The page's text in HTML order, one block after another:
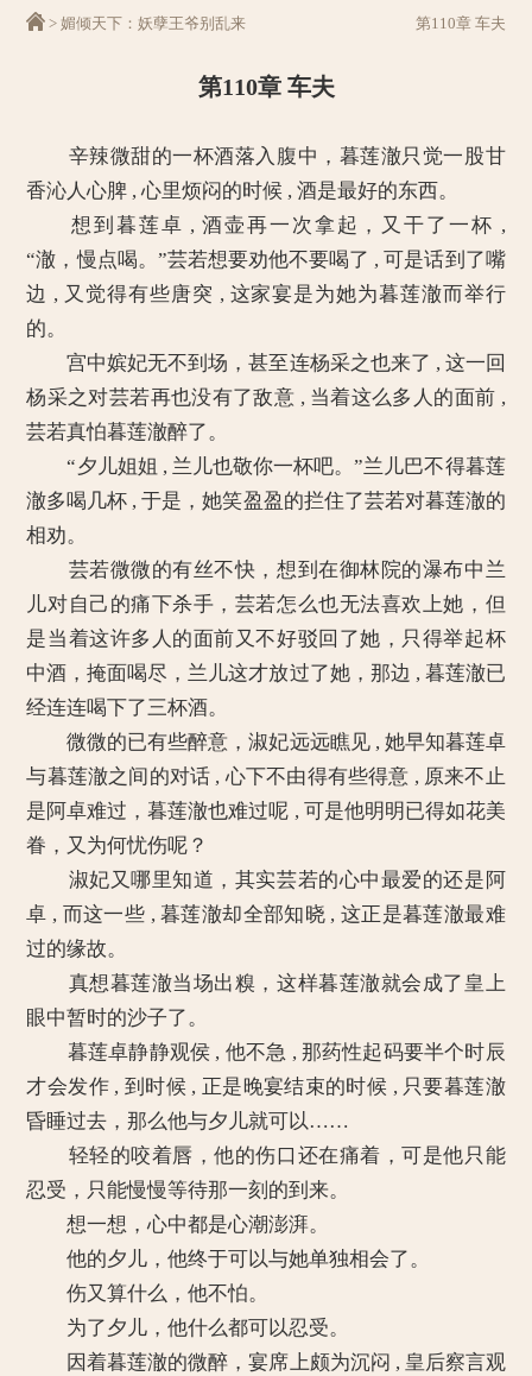
>媚倾天下：妖孽王爷别乱来 第110章 车夫
第110章 车夫
辛辣微甜的一杯酒落入腹中，暮莲澈只觉一股甘
香沁人心脾 , 心里烦闷的时候 , 酒是最好的东西。
想到暮莲卓 , 酒壶再一次拿起，又干了一杯 ,
“澈，慢点喝。”芸若想要劝他不要喝了 , 可是话到了嘴
边 , 又觉得有些唐突 , 这家宴是为她为暮莲澈而举行
的。
宫中嫔妃无不到场，甚至连杨采之也来了 , 这一回
杨采之对芸若再也没有了敌意 , 当着这么多人的面前 ,
芸若真怕暮莲澈醉了。
“夕儿姐姐 , 兰儿也敬你一杯吧。”兰儿巴不得暮莲
澈多喝几杯 , 于是，她笑盈盈的拦住了芸若对暮莲澈的
相劝。
芸若微微的有丝不快，想到在御林院的瀑布中兰
儿对自己的痛下杀手，芸若怎么也无法喜欢上她，但
是当着这许多人的面前又不好驳回了她，只得举起杯
中酒，掩面喝尽，兰儿这才放过了她，那边 , 暮莲澈已
经连连喝下了三杯酒。
微微的已有些醉意，淑妃远远瞧见 , 她早知暮莲卓
与暮莲澈之间的对话 , 心下不由得有些得意 , 原来不止
是阿卓难过，暮莲澈也难过呢 , 可是他明明已得如花美
眷，又为何忧伤呢？
淑妃又哪里知道，其实芸若的心中最爱的还是阿
卓 , 而这一些 , 暮莲澈却全部知晓 , 这正是暮莲澈最难
过的缘故。
真想暮莲澈当场出糗，这样暮莲澈就会成了皇上
眼中暂时的沙子了。
暮莲卓静静观侯 , 他不急 , 那药性起码要半个时辰
才会发作 , 到时候 , 正是晚宴结束的时候 , 只要暮莲澈
昏睡过去，那么他与夕儿就可以……
轻轻的咬着唇，他的伤口还在痛着，可是他只能
忍受，只能慢慢等待那一刻的到来。
想一想，心中都是心潮澎湃。
他的夕儿，他终于可以与她单独相会了。
伤又算什么，他不怕。
为了夕儿，他什么都可以忍受。
因着暮莲澈的微醉，宴席上颇为沉闷 , 皇后察言观